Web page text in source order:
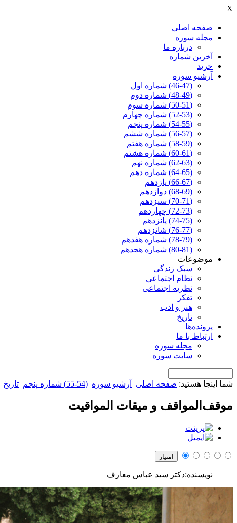
X
صفحه اصلی
مجله سوره
درباره ما
آخرين شماره
خرید
آرشیو سوره
(46-47) شماره اول
(48-49) شماره دوم
(50-51) شماره سوم
(52-53) شماره چهارم
(54-55) شماره پنجم
(56-57) شماره ششم
(58-59) شماره هفتم
(60-61) شماره هشتم
(62-63) شماره نهم
(64-65) شماره دهم
(66-67) یازدهم
(68-69) دوازدهم
(70-71) سیزدهم
(72-73) چهاردهم
(74-75) پانزدهم
(76-77) شانزدهم
(78-79) شماره هفدهم
(80-81) شماره هجدهم
موضوعات
سبک زندگی
نظام اجتماعی
نظریه اجتماعی
تفکر
هنر و ادب
تاریخ
پرونده‌ها
ارتباط با ما
مجله سوره
سایت سوره
شما اینجا هستید: صفحه اصلی آرشیو سوره (54-55) شماره پنجم تاریخ
موقف‌المواقف و میقات المواقیت
نویسنده:دکتر سید عباس معارف